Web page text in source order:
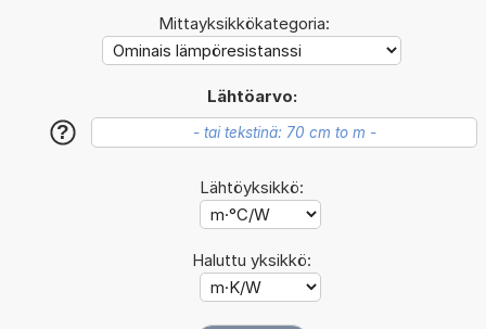
Mittayksikkökategoria:
Lähtöarvo:
?
Lähtöyksikkö:
Haluttu yksikkö: